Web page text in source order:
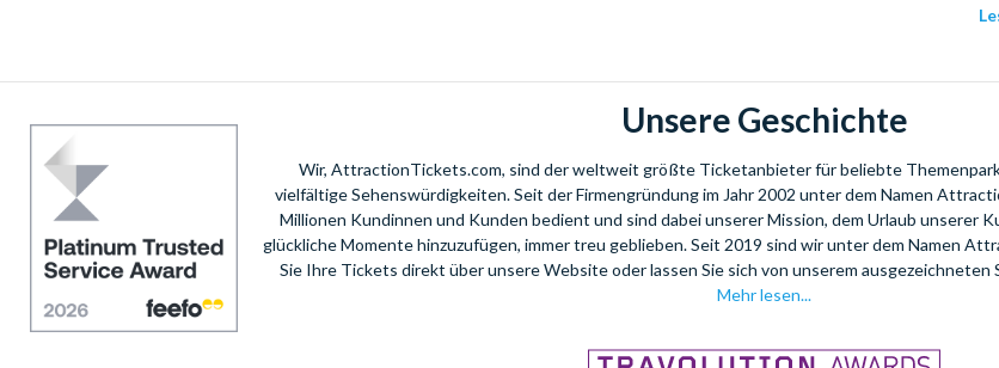
Unsere Geschichte
Wir, AttractionTickets.com, sind der weltweit größte Ticketanbieter für beliebte
vielfältige Sehenswürdigkeiten. Seit der Firmengründung im Jahr 2002 unter dem Namen
Millionen Kundinnen und Kunden bedient und sind dabei unserer Mission, dem Urlaub unserer
glückliche Momente hinzuzufügen, immer treu geblieben. Seit 2019 sind wir unter dem Namen
Sie Ihre Tickets direkt über unsere Website oder lassen Sie sich von unserem
Mehr lesen...